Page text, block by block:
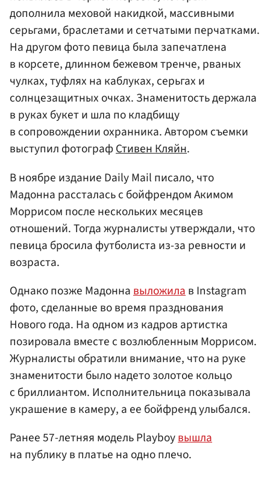
дополнила меховой накидкой, массивными
серьгами, браслетами и сетчатыми перчатками.
На другом фото певица была запечатлена
в корсете, длинном бежевом тренче, рваных
чулках, туфлях на каблуках, серьгах и
солнцезащитных очках. Знаменитость держала
в руках букет и шла по кладбищу
в сопровождении охранника. Автором съемки
выступил фотографСтивен Кляйн.
В ноябре издание Daily Mail писало, что
Мадонна рассталась с бойфрендом Акимом
Моррисом после нескольких месяцев
отношений. Тогда журналисты утверждали, что
певица бросила футболиста из-за ревности и
возраста.
Однако позже Мадоннавыложилав Instagram
фото, сделанные во время празднования
Нового года. На одном из кадров артистка
позировала вместе с возлюбленным Моррисом.
Журналисты обратили внимание, что на руке
знаменитости было надето золотое кольцо
с бриллиантом. Исполнительница показывала
украшение в камеру, а ее бойфренд улыбался.
Ранее 57-летняя модель Playboyвышла
на публику в платье на одно плечо.